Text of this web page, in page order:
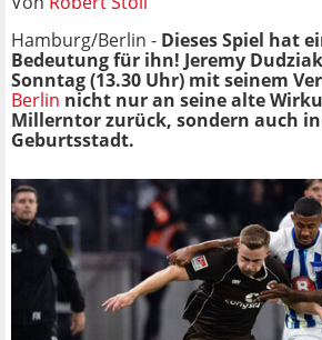
Hamburg/Berlin - Dieses Spiel hat
Bedeutung für ihn! Jeremy
Sonntag (13.30 Uhr) mit seinem
Berlin nicht nur an seine alte
Millerntor zurück, sondern auch
Geburtsstadt.